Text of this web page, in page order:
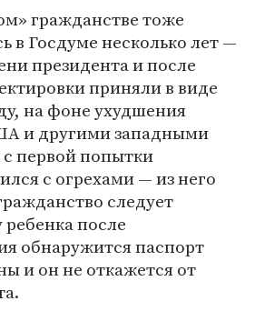
гражданстве тоже
в Госдуме несколько лет —
президента и после
приняли в виде
на фоне ухудшения
и другими западными
первой попытки
с огрехами — из него
следует
ребенка после
обнаружится паспорт
и он не откажется от